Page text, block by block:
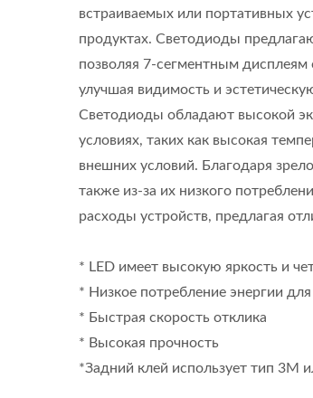
встраиваемых или портативных
продуктах. Светодиоды
позволяя 7-сегментным дисплеям
улучшая видимость и
Светодиоды обладают высокой
условиях, таких как высокая
внешних условий. Благодаря
также из-за их низкого
расходы устройств, предлагая
* LED имеет высокую яркость и
* Низкое потребление энергии для
* Быстрая скорость отклика
* Высокая прочность
*Задний клей использует тип 3M